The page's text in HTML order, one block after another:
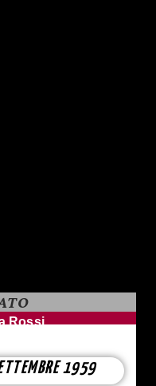
Rossi
1959